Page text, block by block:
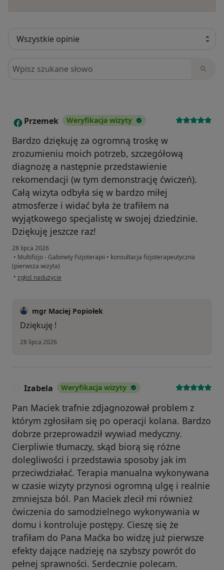
Szukaj w opiniach
P Przemek Weryfikacja wizyty
Bardzo dziękuję za ogromną troskę w
zrozumieniu moich potrzeb, szczegółową
diagnozę a następnie przedstawienie
rekomendacji (w tym demonstrację ćwiczeń).
Całą wizyta odbyła się w bardzo miłej
atmosferze i widać była że trafiłem na
wyjątkowego specjalistę w swojej dziedzinie.
Dziękuję jeszcze raz!
28 lipca 2026
• Multifizjo - Gabinety Fizjoterapii • konsultacja fizjoterapeutyczna
(pierwsza wizyta)
• w opinii użytkownika Przemek
zgłoś nadużycie
mgr Maciej Popiołek
Dziękuję !
28 lipca 2026
Izabela Weryfikacja wizyty
Pan Maciek trafnie zdjagnozował problem z
którym zgłosiłam się po operacji kolana. Bardzo
dobrze przeprowadził wywiad medyczny.
Cierpliwie tłumaczy, skąd biorą się różne
dolegliwości i przedstawia sposoby jak im
przeciwdziałać. Terapia manualna wykonywana
w czasie wizyty przynosi ogromną ulgę i realnie
zmniejsza ból. Pan Maciek zlecił mi również
ćwiczenia do samodzielnego wykonywania w
domu i kontroluje postępy. Cieszę się że
trafiłam do Pana Maćka bo widzę już pierwsze
efekty dające nadzieję na szybszy powrót do
pełnej sprawności. Serdecznie polecam.